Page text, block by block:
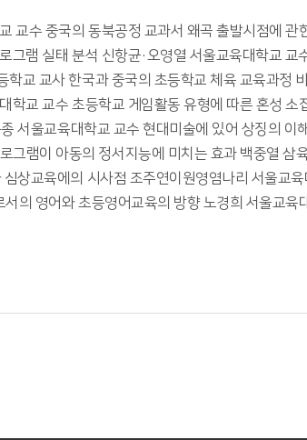
교수 중국의 동북공정 교과서 왜곡 출발시점에
램 실태 분석 신항균·오영열 서울교육대학교
교 교사 한국과 중국의 초등학교 체육 교육과정
교 교수 초등학교 게임활동 유형에 따른 혼성 소
서울교육대학교 교수 현대미술에 있어 상징의
램이 아동의 정서지능에 미치는 효과 백중열 삼
상교육에의 시사점 조주연이원영염나리 서울교
의 영어와 초등영어교육의 방향 노경희 서울교